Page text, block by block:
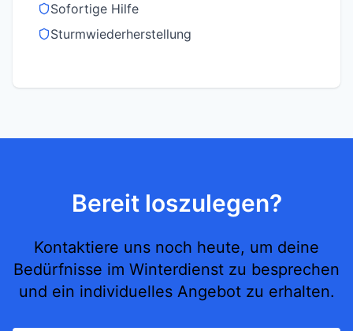
Sofortige Hilfe
Sturmwiederherstellung
Bereit loszulegen?
Kontaktiere uns noch heute, um deine
Bedürfnisse im Winterdienst zu besprechen
und ein individuelles Angebot zu erhalten.